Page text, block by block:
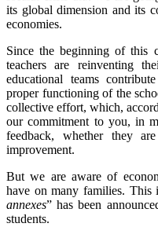
its global dimension and its
economies.
Since the beginning of this
teachers are reinventing
educational teams
proper functioning of the
collective effort, which,
our commitment to you, in
feedback, whether they
improvement.
But we are aware of
have on many families.
annexes” has been
students.